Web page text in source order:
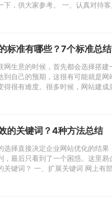
下，供大家参考。 一、认真对待
标准有哪些？7个标准总结
网生意的时候，首先都会选择搭
自己的预期，这很有可能就是网
得很有难度。很多时候，网站建成
的关键词？4种方法总结
选择直接决定企业网站优化的结
，最后只看到了一个困惑。这里
关键词？ 一、扩展关键词 网上有